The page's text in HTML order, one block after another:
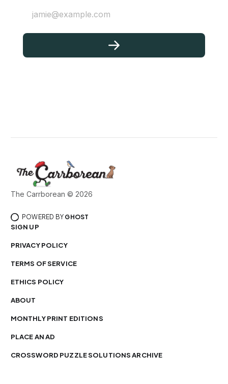
jamie@example.com
The Carrborean © 2026
POWERED BY GHOST
SIGN UP
PRIVACY POLICY
TERMS OF SERVICE
ETHICS POLICY
ABOUT
MONTHLY PRINT EDITIONS
PLACE AN AD
CROSSWORD PUZZLE SOLUTIONS ARCHIVE